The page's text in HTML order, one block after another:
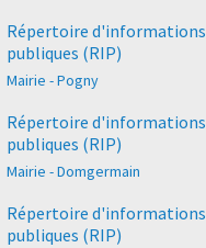
Répertoire d'informations
publiques (RIP)
Mairie - Pogny
Répertoire d'informations
publiques (RIP)
Mairie - Domgermain
Répertoire d'informations
publiques (RIP)